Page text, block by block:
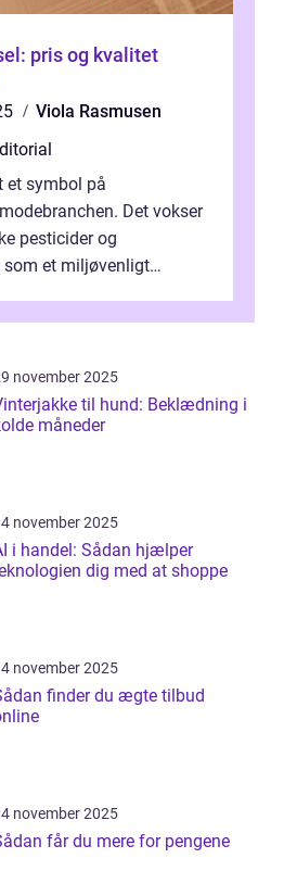
pris og kvalitet
Viola Rasmusen
et symbol på
Det vokser
pesticider og
et miljøvenligt
november 2025
til hund: Beklædning i
måneder
november 2025
i handel: Sådan hjælper
dig med at shoppe
november 2025
finder du ægte tilbud
november 2025
får du mere for pengene